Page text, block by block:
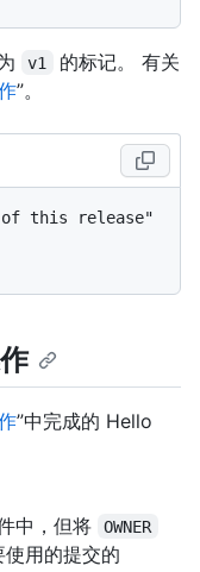
v1
的标记。 有关
”。
this release"
”中完成的 Hello
中，但将 OWNER
用的提交的